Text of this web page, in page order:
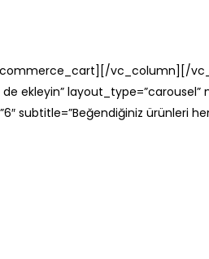
vc_column][/
ekleyin” layout_type=”carousel”
subtitle=”Beğendiğiniz ürünleri